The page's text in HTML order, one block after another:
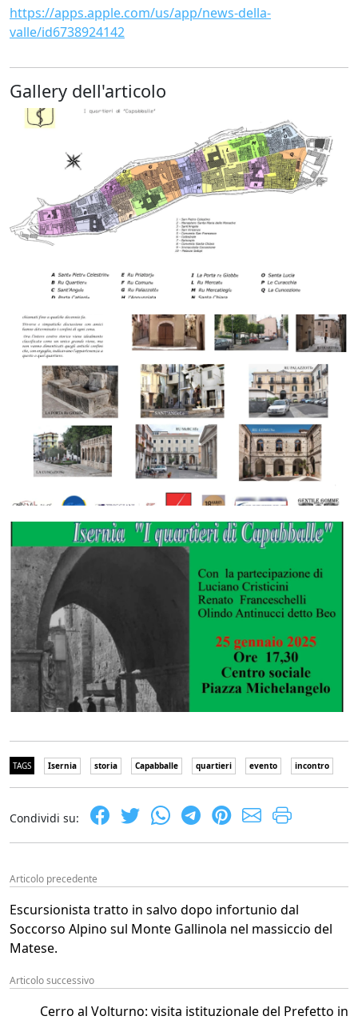
https://apps.apple.com/us/app/news-della-
valle/id6738924142
Gallery dell'articolo
TAGS Isernia storia Capabballe quartieri evento incontro
Condividi su:
Articolo precedente
Escursionista tratto in salvo dopo infortunio dal
Soccorso Alpino sul Monte Gallinola nel massiccio del
Matese.
Articolo successivo
Cerro al Volturno: visita istituzionale del Prefetto in